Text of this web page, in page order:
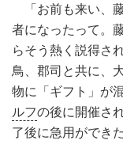
「お前も来い、
者になったって。
らそう熱く説得さ
鳥、郡司と共に、
物に「ギフト」が
ルフの後に開催さ
了後に急用ができ